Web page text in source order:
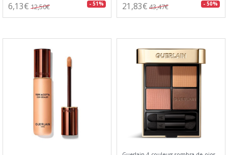
6,13€ 12,50€ - 51% 21,83€ 43,47€ - 50%